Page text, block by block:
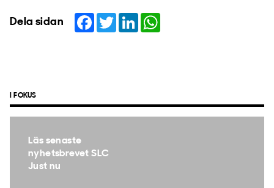
Dela sidan Facebook
TwitterLinkedIn
I FOKUS
Läs senaste
nyhetsbrevet SLC
Just nu